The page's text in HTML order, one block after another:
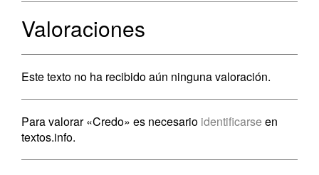
Valoraciones
Este texto no ha recibido aún ninguna valoración.
Para valorar «Credo» es necesario identificarse en
textos.info.